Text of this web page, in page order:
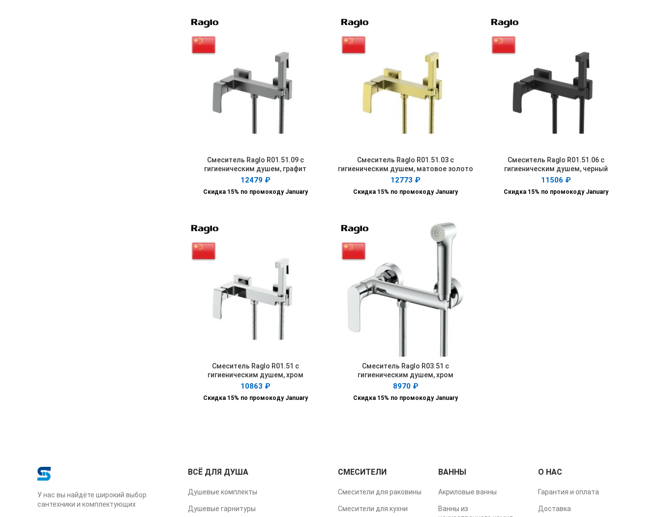
В КОРЗИНУ
Смеситель Raglo R01.51.09 с
гигиеническим душем, графит
12479 ₽
Скидка 15% по промокоду January
В КОРЗИНУ
Смеситель Raglo R01.51.03 с
гигиеническим душем, матовое золото
12773 ₽
Скидка 15% по промокоду January
В КОРЗИНУ
Смеситель Raglo R01.51.06 с
гигиеническим душем, черный
матовый
11506 ₽
Скидка 15% по промокоду January
В КОРЗИНУ
Смеситель Raglo R01.51 с
гигиеническим душем, хром
10863 ₽
Скидка 15% по промокоду January
В КОРЗИНУ
Смеситель Raglo R03.51 с
гигиеническим душем, хром
8970 ₽
Скидка 15% по промокоду January
У нас вы найдёте широкий выбор
сантехники и комплектующих
ВСЁ ДЛЯ ДУША
Душевые комплекты
Душевые гарнитуры
СМЕСИТЕЛИ
Смесители для раковины
Смесители для кухни
ВАННЫ
Акриловые ванны
Ванны из
О НАС
Гарантия и оплата
Доставка